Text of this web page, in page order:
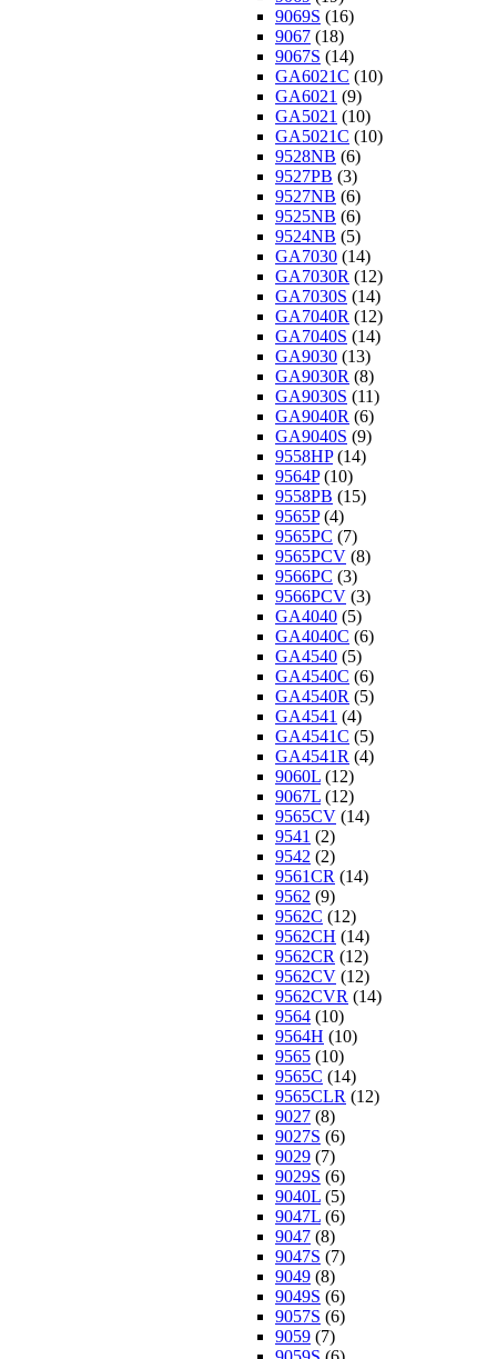
9069S (16)
9067 (18)
9067S (14)
GA6021C (10)
GA6021 (9)
GA5021 (10)
GA5021C (10)
9528NB (6)
9527PB (3)
9527NB (6)
9525NB (6)
9524NB (5)
GA7030 (14)
GA7030R (12)
GA7030S (14)
GA7040R (12)
GA7040S (14)
GA9030 (13)
GA9030R (8)
GA9030S (11)
GA9040R (6)
GA9040S (9)
9558HP (14)
9564P (10)
9558PB (15)
9565P (4)
9565PC (7)
9565PCV (8)
9566PC (3)
9566PCV (3)
GA4040 (5)
GA4040C (6)
GA4540 (5)
GA4540C (6)
GA4540R (5)
GA4541 (4)
GA4541C (5)
GA4541R (4)
9060L (12)
9067L (12)
9565CV (14)
9541 (2)
9542 (2)
9561CR (14)
9562 (9)
9562C (12)
9562CH (14)
9562CR (12)
9562CV (12)
9562CVR (14)
9564 (10)
9564H (10)
9565 (10)
9565C (14)
9565CLR (12)
9027 (8)
9027S (6)
9029 (7)
9029S (6)
9040L (5)
9047L (6)
9047 (8)
9047S (7)
9049 (8)
9049S (6)
9057S (6)
9059 (7)